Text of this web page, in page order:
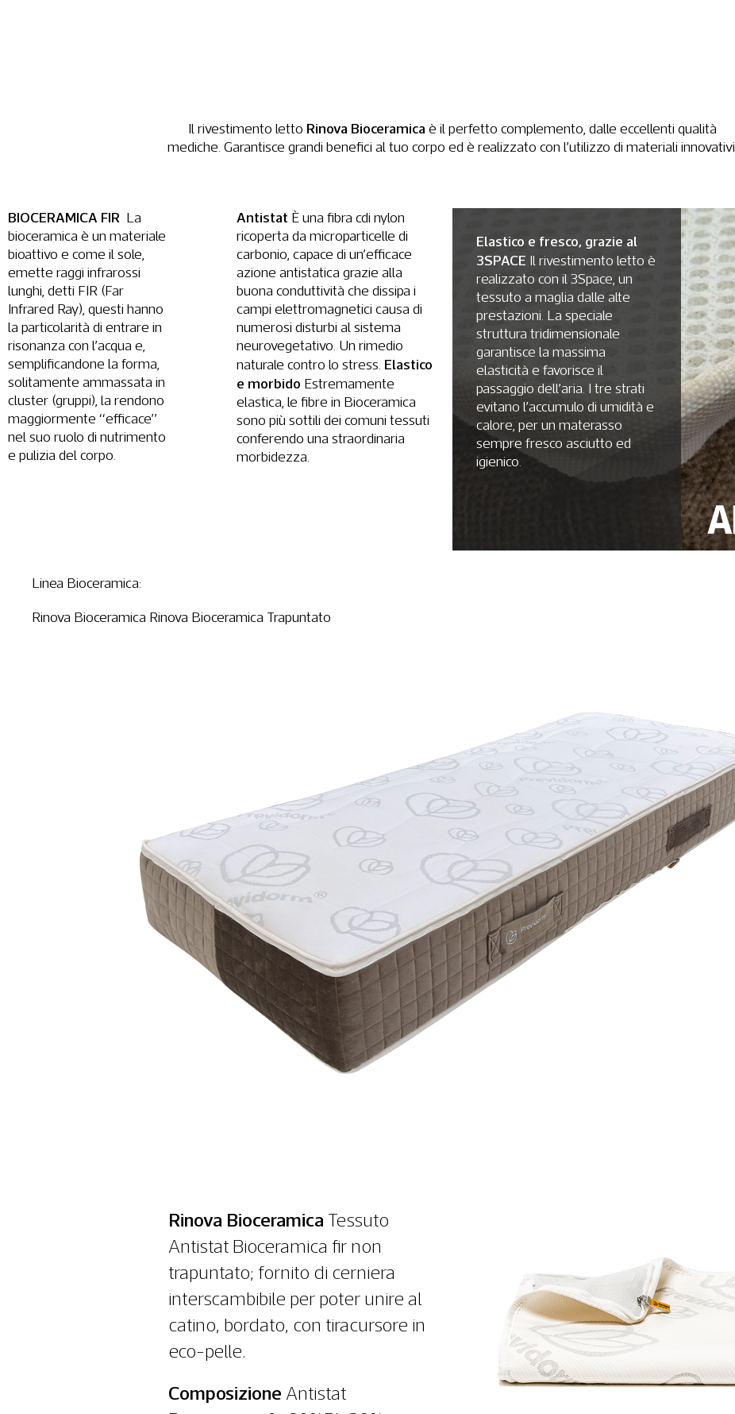
Il rivestimento letto Rinova Bioceramica è il perfetto complemento, dalle eccellenti qualità
mediche. Garantisce grandi benefici al tuo corpo ed è realizzato con l’utilizzo di materiali innovativi.
BIOCERAMICA FIR La
bioceramica è un materiale
bioattivo e come il sole,
emette raggi infrarossi
lunghi, detti FIR (Far
Infrared Ray), questi hanno
la particolarità di entrare in
risonanza con l’acqua e,
semplificandone la forma,
solitamente ammassata in
cluster (gruppi), la rendono
maggiormente “efficace”
nel suo ruolo di nutrimento
e pulizia del corpo.
Antistat È una fibra cdi nylon
ricoperta da microparticelle di
carbonio, capace di un’efficace
azione antistatica grazie alla
buona conduttività che dissipa i
campi elettromagnetici causa di
numerosi disturbi al sistema
neurovegetativo. Un rimedio
naturale contro lo stress. Elastico
e morbido Estremamente
elastica, le fibre in Bioceramica
sono più sottili dei comuni tessuti
conferendo una straordinaria
morbidezza.
Elastico e fresco, grazie al
3SPACE Il rivestimento letto è
realizzato con il 3Space, un
tessuto a maglia dalle alte
prestazioni. La speciale
struttura tridimensionale
garantisce la massima
elasticità e favorisce il
passaggio dell’aria. I tre strati
evitano l’accumulo di umidità e
calore, per un materasso
sempre fresco asciutto ed
igienico.
Linea Bioceramica:
Rinova Bioceramica Rinova Bioceramica Trapuntato
Rinova Bioceramica Tessuto
Antistat Bioceramica fir non
trapuntato; fornito di cerniera
interscambibile per poter unire al
catino, bordato, con tiracursore in
eco-pelle.
Composizione Antistat